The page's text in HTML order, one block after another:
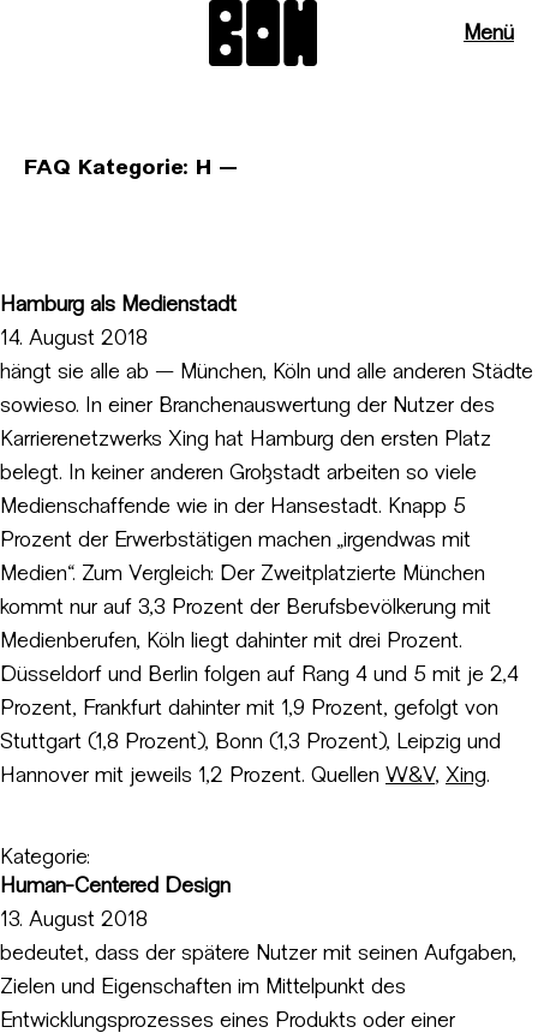
Menü
FAQ Kategorie: H —
Hamburg als Medienstadt
14. August 2018
hängt sie alle ab — München, Köln und alle anderen Städte
sowieso. In einer Branchenauswertung der Nutzer des
Karrierenetzwerks Xing hat Hamburg den ersten Platz
belegt. In keiner anderen Großstadt arbeiten so viele
Medienschaffende wie in der Hansestadt. Knapp 5
Prozent der Erwerbstätigen machen „irgendwas mit
Medien“. Zum Vergleich: Der Zweitplatzierte München
kommt nur auf 3,3 Prozent der Berufsbevölkerung mit
Medienberufen, Köln liegt dahinter mit drei Prozent.
Düsseldorf und Berlin folgen auf Rang 4 und 5 mit je 2,4
Prozent, Frankfurt dahinter mit 1,9 Prozent, gefolgt von
Stuttgart (1,8 Prozent), Bonn (1,3 Prozent), Leipzig und
Hannover mit jeweils 1,2 Prozent. Quellen W&V, Xing.
Kategorie:
Human-Centered Design
13. August 2018
bedeutet, dass der spätere Nutzer mit seinen Aufgaben,
Zielen und Eigenschaften im Mittelpunkt des
Entwicklungsprozesses eines Produkts oder einer